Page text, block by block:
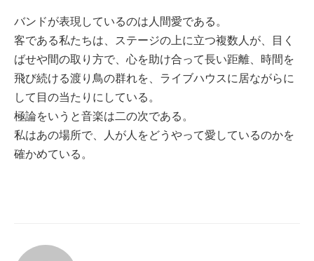
バンドが表現しているのは人間愛である。
客である私たちは、ステージの上に立つ複数人が、目く
ばせや間の取り方で、心を助け合って長い距離、時間を
飛び続ける渡り鳥の群れを、ライブハウスに居ながらに
して目の当たりにしている。
極論をいうと音楽は二の次である。
私はあの場所で、人が人をどうやって愛しているのかを
確かめている。